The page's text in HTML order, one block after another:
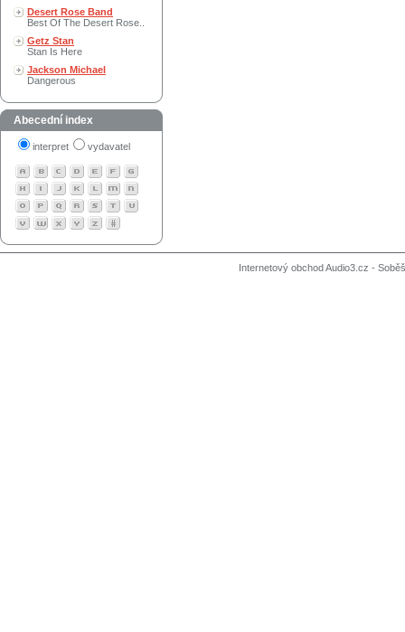
Desert Rose Band
Best Of The Desert Rose..
Getz Stan
Stan Is Here
Jackson Michael
Dangerous
Abecední index
interpret vydavatel
Internetový obchod Audio3.cz -